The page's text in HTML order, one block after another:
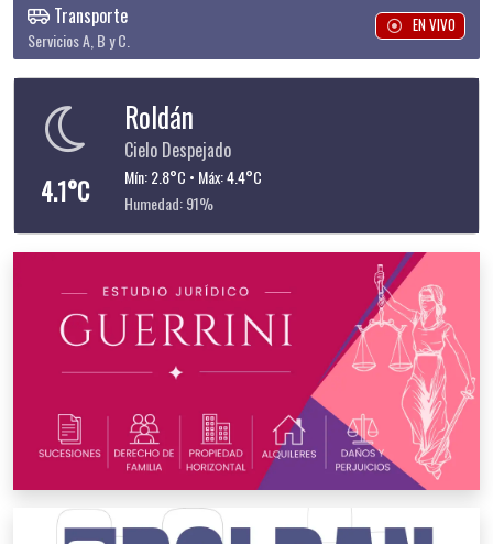
Transporte
Servicios A, B y C.
EN VIVO
4.1°C
Roldán
Cielo Despejado
Mín: 2.8°C • Máx: 4.4°C
Humedad: 91%